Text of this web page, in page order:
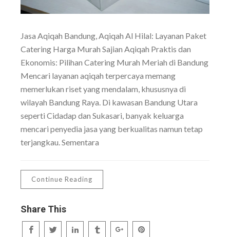
Jasa Aqiqah Bandung, Aqiqah Al Hilal: Layanan Paket
Catering Harga Murah Sajian Aqiqah Praktis dan
Ekonomis: Pilihan Catering Murah Meriah di Bandung
Mencari layanan aqiqah terpercaya memang
memerlukan riset yang mendalam, khususnya di
wilayah Bandung Raya. Di kawasan Bandung Utara
seperti Cidadap dan Sukasari, banyak keluarga
mencari penyedia jasa yang berkualitas namun tetap
terjangkau. Sementara
Continue Reading
Share This